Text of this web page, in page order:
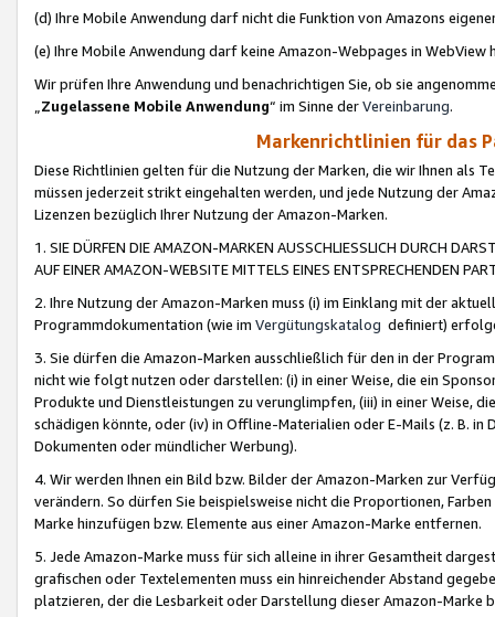
(d) Ihre Mobile Anwendung darf nicht die Funktion von Amazons
(e) Ihre Mobile Anwendung darf keine Amazon-Webpages in WebView
Wir prüfen Ihre Anwendung und benachrichtigen Sie, ob sie
„Zugelassene Mobile Anwendung“ im Sinne derVereinbarung.
Markenrichtlinien für das
Diese Richtlinien gelten für die Nutzung der Marken, die wir Ihnen als
müssen jederzeit strikt eingehalten werden, und jede Nutzung der
Lizenzen bezüglich Ihrer Nutzung der Amazon-Marken.
1. SIE DÜRFEN DIE AMAZON-MARKEN AUSSCHLIESSLICH DURCH
AUF EINER AMAZON-WEBSITE MITTELS EINES ENTSPRECHENDEN
2. Ihre Nutzung der Amazon-Marken muss (i) im Einklang mit der
Programmdokumentation (wie im Vergütungskatalog definiert)
3. Sie dürfen die Amazon-Marken ausschließlich für den in der
nicht wie folgt nutzen oder darstellen: (i) in einer Weise, die ein
Produkte und Dienstleistungen zu verunglimpfen, (iii) in einer Weise,
schädigen könnte, oder (iv) in Offline-Materialien oder E-Mails (z. B. in
Dokumenten oder mündlicher Werbung).
4. Wir werden Ihnen ein Bild bzw. Bilder der Amazon-Marken zur
verändern. So dürfen Sie beispielsweise nicht die Proportionen,
Marke hinzufügen bzw. Elemente aus einer Amazon-Marke entfernen.
5. Jede Amazon-Marke muss für sich alleine in ihrer Gesamtheit
grafischen oder Textelementen muss ein hinreichender Abstand
platzieren, der die Lesbarkeit oder Darstellung dieser Amazon-Marke